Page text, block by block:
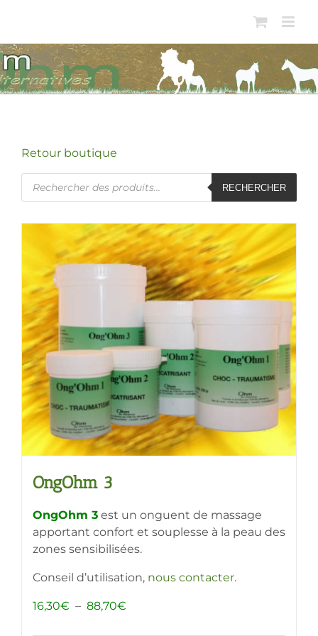
contenu
Retour boutique
Recherche
de
produits
RECHERCHER
OngOhm 3
OngOhm 3 est un onguent de massage
apportant confort et souplesse à la peau des
zones sensibilisées.
Conseil d’utilisation, nous contacter.
16,30€ – 88,70€